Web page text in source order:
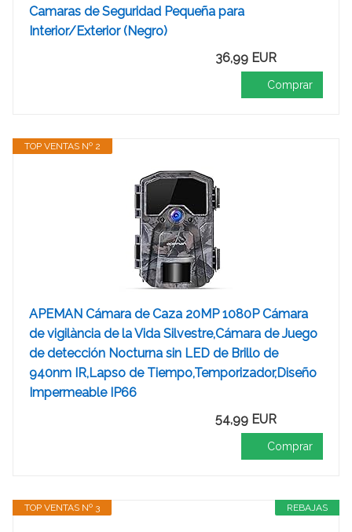
Camaras de Seguridad Pequeña para
Interior/Exterior (Negro)
36,99 EUR
Comprar
TOP VENTAS Nº 2
APEMAN Cámara de Caza 20MP 1080P Cámara
de vigilància de la Vida Silvestre,Cámara de Juego
de detección Nocturna sin LED de Brillo de
940nm IR,Lapso de Tiempo,Temporizador,Diseño
Impermeable IP66
54,99 EUR
Comprar
REBAJAS
TOP VENTAS Nº 3